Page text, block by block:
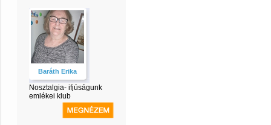
Baráth Erika
Nosztalgia- ifjúságunk
emlékei klub